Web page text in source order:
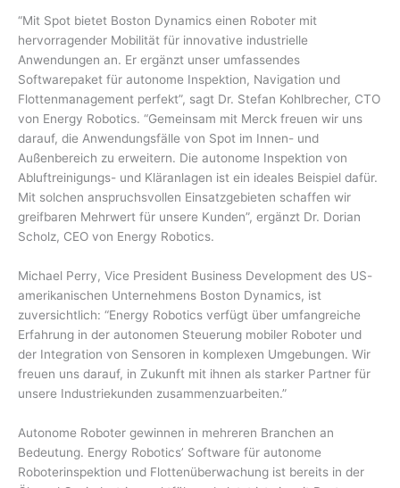
“Mit Spot bietet Boston Dynamics einen Roboter mit
hervorragender Mobilität für innovative industrielle
Anwendungen an. Er ergänzt unser umfassendes
Softwarepaket für autonome Inspektion, Navigation und
Flottenmanagement perfekt”, sagt Dr. Stefan Kohlbrecher, CTO
von Energy Robotics. “Gemeinsam mit Merck freuen wir uns
darauf, die Anwendungsfälle von Spot im Innen- und
Außenbereich zu erweitern. Die autonome Inspektion von
Abluftreinigungs- und Kläranlagen ist ein ideales Beispiel dafür.
Mit solchen anspruchsvollen Einsatzgebieten schaffen wir
greifbaren Mehrwert für unsere Kunden”, ergänzt Dr. Dorian
Scholz, CEO von Energy Robotics.
Michael Perry, Vice President Business Development des US-
amerikanischen Unternehmens Boston Dynamics, ist
zuversichtlich: “Energy Robotics verfügt über umfangreiche
Erfahrung in der autonomen Steuerung mobiler Roboter und
der Integration von Sensoren in komplexen Umgebungen. Wir
freuen uns darauf, in Zukunft mit ihnen als starker Partner für
unsere Industriekunden zusammenzuarbeiten.”
Autonome Roboter gewinnen in mehreren Branchen an
Bedeutung. Energy Robotics’ Software für autonome
Roboterinspektion und Flottenüberwachung ist bereits in der